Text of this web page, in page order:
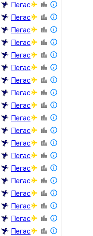
Пегас
Пегас
Пегас
Пегас
Пегас
Пегас
Пегас
Пегас
Пегас
Пегас
Пегас
Пегас
Пегас
Пегас
Пегас
Пегас
Пегас
Пегас
Пегас